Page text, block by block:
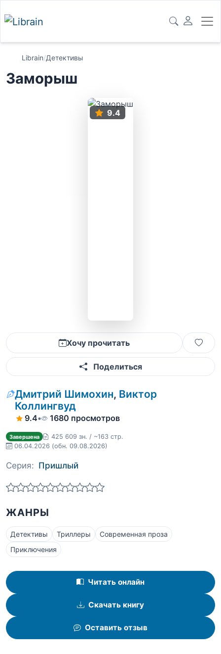
Librain/Детективы
Заморыш
9.4
Хочу прочитать
Поделиться
Дмитрий Шимохин, Виктор
Коллингвуд
9.4• 1680 просмотров
Завершена
425 609 зн. / ~163 стр.
06.04.2026 (обн. 09.08.2026)
Серия: Пришлый
ЖАНРЫ
Детективы Триллеры
Современная проза
Приключения
Читать онлайн
Скачать книгу
Оставить отзыв